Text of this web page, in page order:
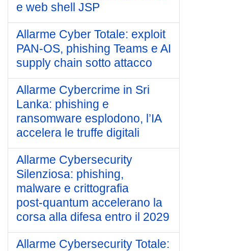
e web shell JSP
Allarme Cyber Totale: exploit
PAN-OS, phishing Teams e AI
supply chain sotto attacco
Allarme Cybercrime in Sri
Lanka: phishing e
ransomware esplodono, l’IA
accelera le truffe digitali
Allarme Cybersecurity
Silenziosa: phishing,
malware e crittografia
post‑quantum accelerano la
corsa alla difesa entro il 2029
Allarme Cybersecurity Totale: